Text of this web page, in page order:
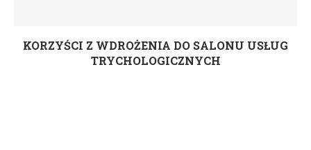
KORZYŚCI Z WDROŻENIA DO SALONU USŁUG
TRYCHOLOGICZNYCH